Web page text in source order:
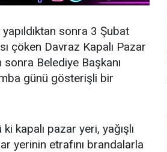
sonra 3 Şubat
çöken Davraz Kapalı Pazar
sonra Belediye Başkanı
günü gösterişli bir
kapalı pazar yeri, yağışlı
yerinin etrafını brandalarla